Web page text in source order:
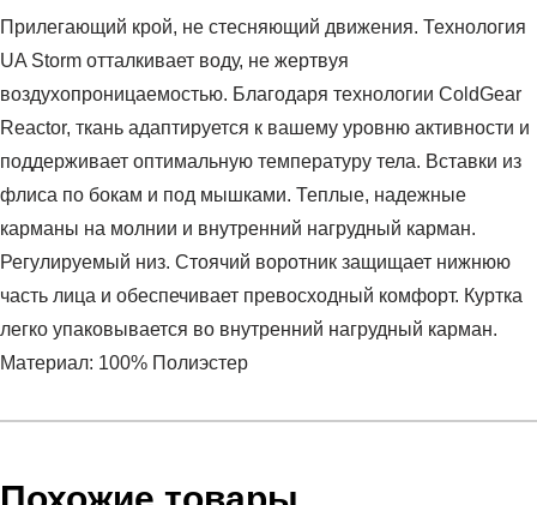
Прилегающий крой, не стесняющий движения. Технология
UA Storm отталкивает воду, не жертвуя
воздухопроницаемостью. Благодаря технологии ColdGear
Reactor, ткань адаптируется к вашему уровню активности и
поддерживает оптимальную температуру тела. Вставки из
флиса по бокам и под мышками. Теплые, надежные
карманы на молнии и внутренний нагрудный карман.
Регулируемый низ. Стоячий воротник защищает нижнюю
часть лица и обеспечивает превосходный комфорт. Куртка
легко упаковывается во внутренний нагрудный карман.
Материал: 100% Полиэстер
Артикул:1316011-890
Radio Red / Dark Maroon / Dark Maroon
Условия оплаты